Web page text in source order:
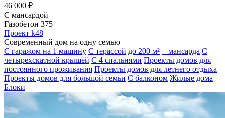
46 000 ₽
С мансардой
Газобетон 375
Проект k48
Современный дом на одну семью
С гаражом на 1 машину С терассой до 200 м² + мансарда С
четырехскатной крышей С 4 спальнями Проекты домов для
постоянного проживания Проекты домов для летнего отдыха
Проекты домов для большой семьи С балконом Жилые дома
Блоки